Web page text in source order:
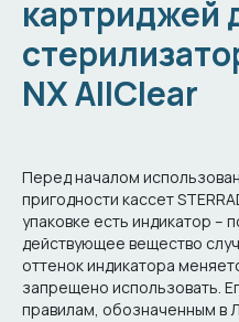
картриджей
NX AllClear
Перед началом
пригодности кассет
упаковке есть индикатор –
действующее вещество
оттенок индикатора
запрещено использовать.
правилам, обозначенным в